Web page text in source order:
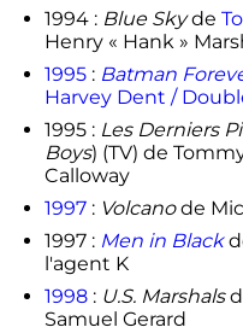
1994 : Blue Skyde
Henry « Hank »
1995: Batman
Harvey Dent /
1995 : Les Derniers
Boys) (TV) de
Calloway
1997: Volcanode
1997 : Men in Black
l'agent K
1998: U.S. Marshals
Samuel Gerard